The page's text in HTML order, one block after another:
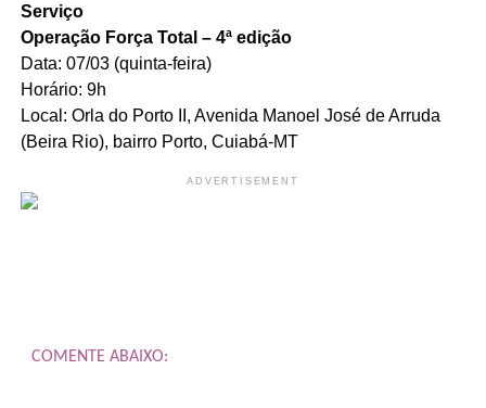
Serviço
Operação Força Total – 4ª edição
Data: 07/03 (quinta-feira)
Horário: 9h
Local: Orla do Porto II, Avenida Manoel José de Arruda
(Beira Rio), bairro Porto, Cuiabá-MT
ADVERTISEMENT
COMENTE ABAIXO: